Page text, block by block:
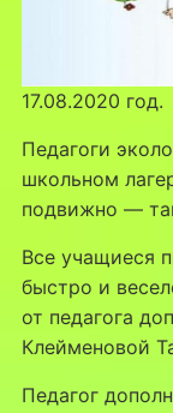
17.08.2020 год.
Педагоги
школьном
подвижно —
Все учащиеся
быстро и
от педагога
Клейменовой
Педагог